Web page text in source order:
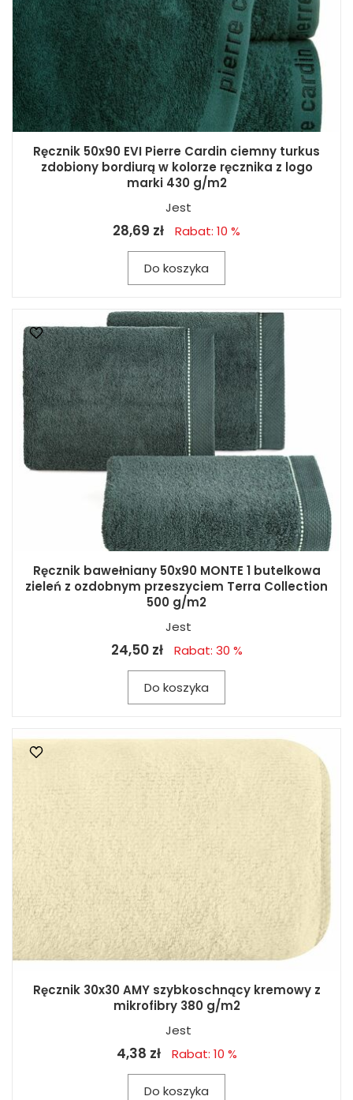
Ręcznik 50x90 EVI Pierre Cardin ciemny turkus
zdobiony bordiurą w kolorze ręcznika z logo
marki 430 g/m2
Jest
28,69 zł Rabat: 10 %
Do koszyka
Ręcznik bawełniany 50x90 MONTE 1 butelkowa
zieleń z ozdobnym przeszyciem Terra Collection
500 g/m2
Jest
24,50 zł Rabat: 30 %
Do koszyka
Ręcznik 30x30 AMY szybkoschnący kremowy z
mikrofibry 380 g/m2
Jest
4,38 zł Rabat: 10 %
Do koszyka